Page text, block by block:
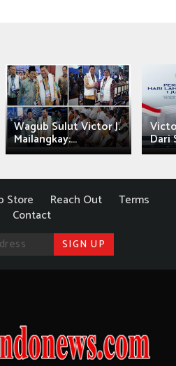
Wagub Sulut Victor J.
Mailangkay:... Dari
Store Reach Out
Terms
Contact